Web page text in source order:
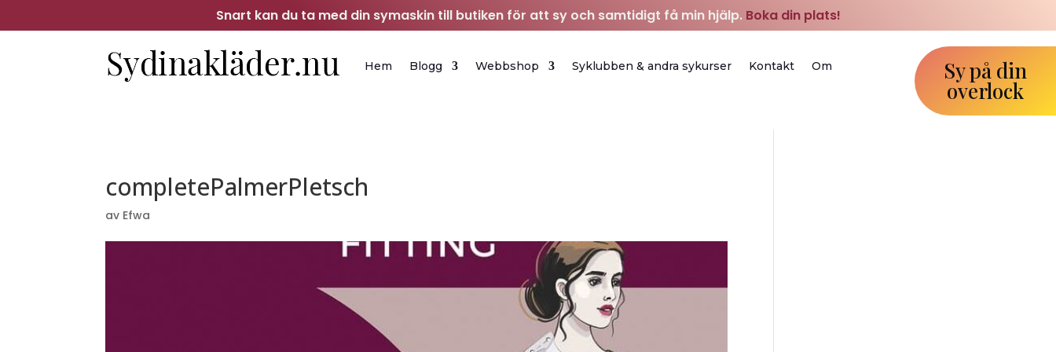
Snart kan du ta med din symaskin till butiken för att sy och samtidigt få min hjälp. Boka din plats!
Hem Blogg Webbshop Syklubben & andra sykurser Kontakt Om Sy på din
overlock
completePalmerPletsch
av Efwa